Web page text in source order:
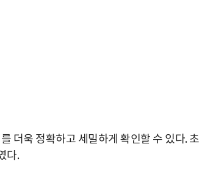
더욱 정확하고 세밀하게 확인할 수 있다. 초
다.